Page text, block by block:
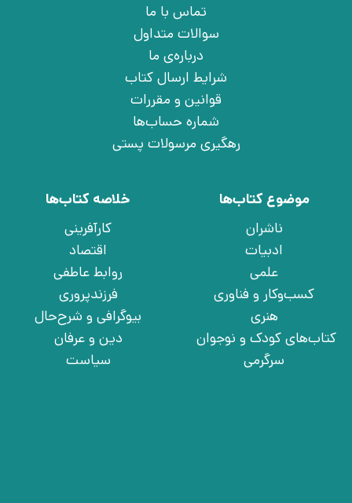
تماس با ما
سوالات متداول
درباره‌ی ما
شرایط ارسال کتاب
قوانین و مقررات
شماره حساب‌ها
رهگیری مرسولات پستی
موضوع کتاب‌ها
ناشران
ادبیات
علمی
کسب‌وکار و فناوری
هنری
کتاب‌های کودک و نوجوان
سرگرمی
خلاصه کتاب‌ها
کارآفرینی
اقتصاد
روابط عاطفی
فرزندپروری
بیوگرافی و شرح‌حال
دین و عرفان
سیاست